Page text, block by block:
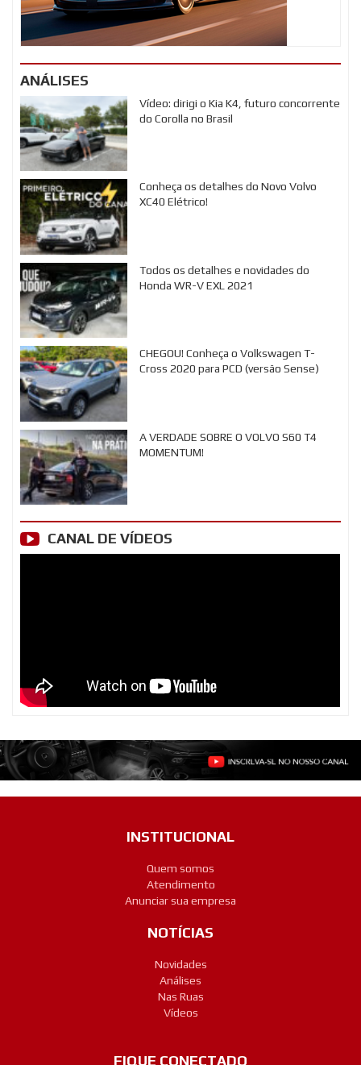
ANÁLISES
Vídeo: dirigi o Kia K4, futuro concorrente
do Corolla no Brasil
Conheça os detalhes do Novo Volvo
XC40 Elétrico!
Todos os detalhes e novidades do
Honda WR-V EXL 2021
CHEGOU! Conheça o Volkswagen T-
Cross 2020 para PCD (versão Sense)
A VERDADE SOBRE O VOLVO S60 T4
MOMENTUM!
CANAL DE VÍDEOS
INSTITUCIONAL
Quem somos
Atendimento
Anunciar sua empresa
NOTÍCIAS
Novidades
Análises
Nas Ruas
Vídeos
FIQUE CONECTADO